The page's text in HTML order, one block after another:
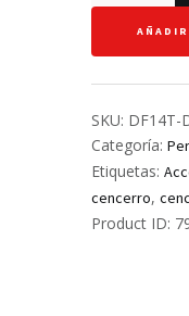
Aro
de
madera
cantidad
SKU: DF14T-
Categoría:
Etiquetas:
cencerro,
Product ID: